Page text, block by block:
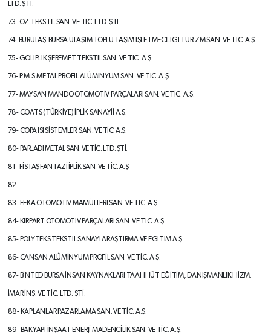
LTD. ŞTİ.
73- ÖZ TEKSTİL SAN. VE TİC. LTD. ŞTİ.
74- BURULAŞ-BURSA ULAŞIM TOPLU TAŞIM İŞLETMECİLİĞİ TURİZM SAN. VE TİC. A.Ş.
75- GÖLİPLİK ŞEREMET TEKSTİL SAN. VE TİC. A.Ş.
76- P.M.S.METAL PROFİL ALÜMİNYUMSAN. VE TİC. A.Ş.
77- MAYSAN MANDO OTOMOTİV PARÇALARI SAN. VE TİC. A.Ş.
78- COATS (TÜRKİYE) İPLİK SANAYİİ A.Ş.
79-COPA ISI SİSTEMLERİ SAN. VE TİC. A.Ş.
80- PARLADI METAL SAN. VE TİC. LTD. ŞTİ.
81- FİSTAŞ FANTAZİ İPLİK SAN. VE TİC. A.Ş.
82- ....
83- FEKA OTOMOTİV MAMÜLLERİ SAN. VE TİC. A.Ş.
84- KIRPART OTOMOTİV PARÇALARI SAN.VE TİC. A.Ş.
85- POLYTEKS TEKSTİL SANAYİARAŞTIRMA VE EĞİTİM A.Ş.
86- CANSAN ALÜMİNYUM PROFİL SAN. VE TİC. A.Ş.
87- BİNTED BURSA İNSAN KAYNAKLARI TAAHHÜT EĞİTİM, DANIŞMANLIK HİZM.
İMAR İNŞ. VE TİC. LTD. ŞTİ.
88- KAPLANLAR PAZARLAMA SAN. VE TİC. A.Ş.
89- BAKYAPI İNŞAAT ENERJİ MADENCİLİK SAN. VE TİC. A.Ş.